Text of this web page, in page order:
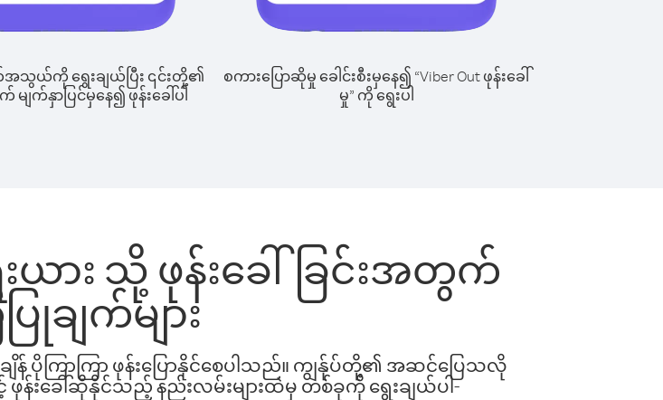
သွယ်ကို ရွေးချယ်ပြီး ၎င်းတို့၏
က်နှာပြင်မှနေ၍ ဖုန်းခေါ်ပါ
စကားပြောဆိုမှု ခေါင်းစီးမှနေ၍ “Viber Out ဖုန်းခေါ်
မှု” ကို ရွေးပါ
ား သို့ ဖုန်းခေါ်ခြင်းအတွက်
ချက်များ
ပိုကြာကြာ ဖုန်းပြောနိုင်စေပါသည်။ ကျွန်ုပ်တို့၏ အဆင်ပြေသလို
ဖုန်းခေါ်ဆိုနိုင်သည့် နည်းလမ်းများထဲမှ တစ်ခုကို ရွေးချယ်ပါ-